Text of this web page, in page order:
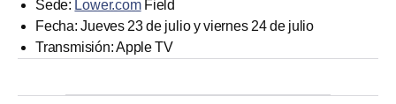
Sede: Lower.comField
Fecha: Jueves 23 de julio y viernes 24 de julio
Transmisión: Apple TV